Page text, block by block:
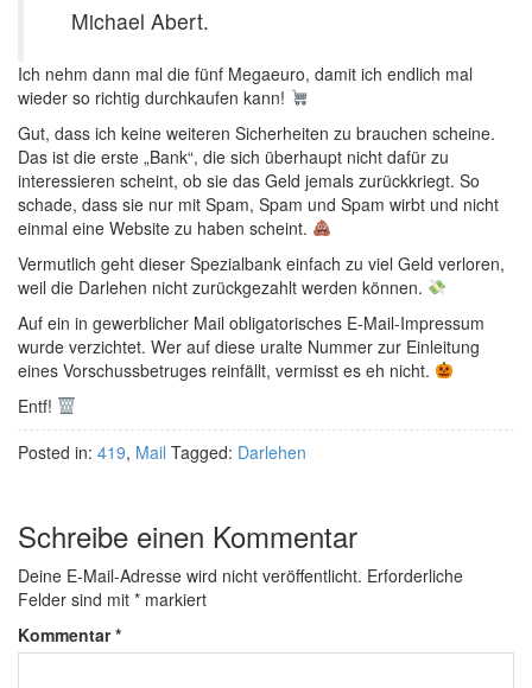
Michael Abert.
Ich nehm dann mal die fünf Megaeuro, damit ich endlich mal
wieder so richtig durchkaufen kann!
Gut, dass ich keine weiteren Sicherheiten zu brauchen scheine.
Das ist die erste „Bank“, die sich überhaupt nicht dafür zu
interessieren scheint, ob sie das Geld jemals zurückkriegt. So
schade, dass sie nur mit Spam, Spam und Spam wirbt und nicht
einmal eine Website zu haben scheint.
Vermutlich geht dieser Spezialbank einfach zu viel Geld verloren,
weil die Darlehen nicht zurückgezahlt werden können.
Auf ein in gewerblicher Mail obligatorisches E-Mail-Impressum
wurde verzichtet. Wer auf diese uralte Nummer zur Einleitung
eines Vorschussbetruges reinfällt, vermisst es eh nicht.
Entf!
Posted in: 419, Mail Tagged: Darlehen
Schreibe einen Kommentar
Deine E-Mail-Adresse wird nicht veröffentlicht. Erforderliche
Felder sind mit * markiert
Kommentar*